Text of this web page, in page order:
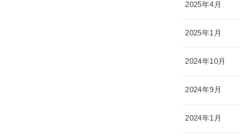
2025年4月
2025年1月
2024年10月
2024年9月
2024年1月